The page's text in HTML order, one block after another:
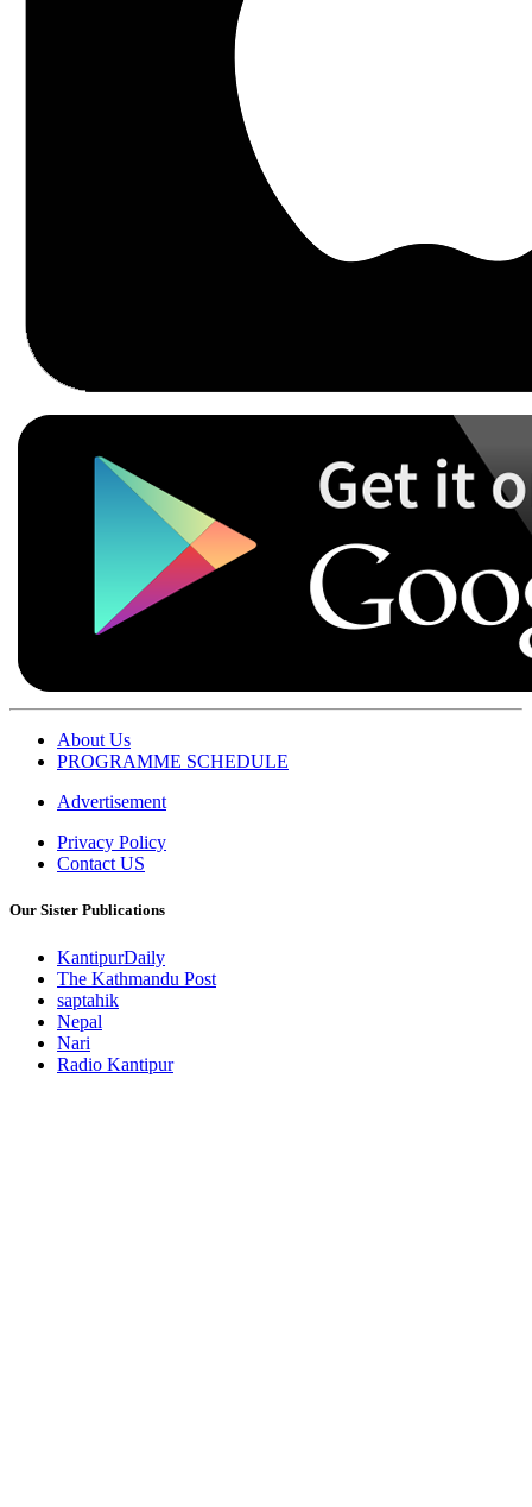
About Us
PROGRAMME SCHEDULE
Advertisement
Privacy Policy
Contact US
Our Sister Publications
KantipurDaily
The Kathmandu Post
saptahik
Nepal
Nari
Radio Kantipur